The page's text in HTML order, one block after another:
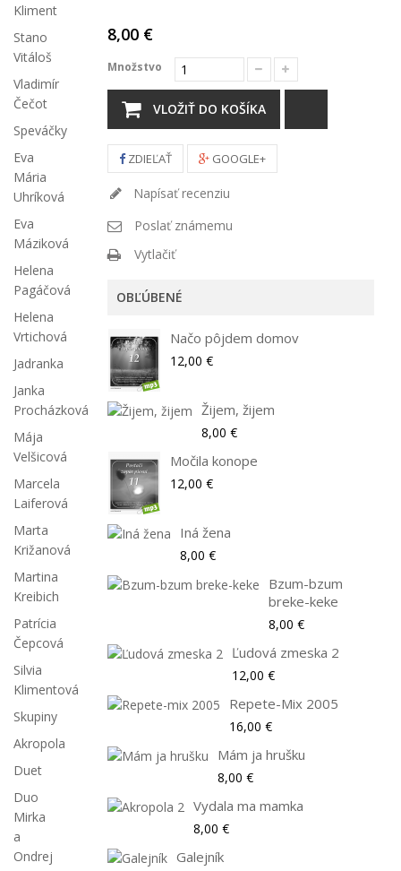
Kliment
Stano
Vitáloš
Vladimír
Čečot
Speváčky
Eva
Mária
Uhríková
Eva
Máziková
Helena
Pagáčová
Helena
Vrtichová
Jadranka
Janka
Procházková
Mája
Velšicová
Marcela
Laiferová
Marta
Križanová
Martina
Kreibich
Patrícia
Čepcová
Silvia
Klimentová
Skupiny
Akropola
Duet
Duo
Mirka
a
Ondrej
8,00 €
Množstvo
VLOŽIŤ DO KOŠÍKA
ZDIEĽAŤ GOOGLE+
Napísať recenziu
Poslať známemu
Vytlačiť
OBĽÚBENÉ
Načo pôjdem domov
12,00 €
Žijem, žijem
8,00 €
Močila konope
12,00 €
Iná žena
8,00 €
Bzum-bzum
breke-keke
8,00 €
Ľudová zmeska 2
12,00 €
Repete-Mix 2005
16,00 €
Mám ja hrušku
8,00 €
Vydala ma mamka
8,00 €
Galejník